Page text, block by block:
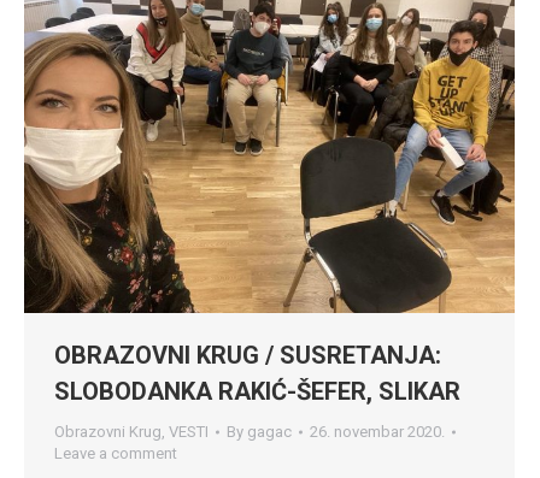
OBRAZOVNI KRUG / SUSRETANJA:
SLOBODANKA RAKIĆ-ŠEFER, SLIKAR
Obrazovni Krug VESTI By gagac
26. novembar 2020.
Leave a comment